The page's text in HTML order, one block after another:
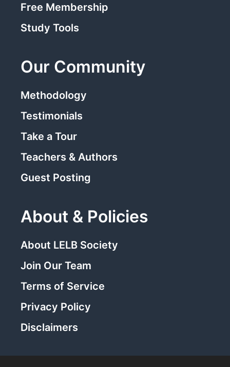
Free Membership
Study Tools
Our Community
Methodology
Testimonials
Take a Tour
Teachers & Authors
Guest Posting
About & Policies
About LELB Society
Join Our Team
Terms of Service
Privacy Policy
Disclaimers